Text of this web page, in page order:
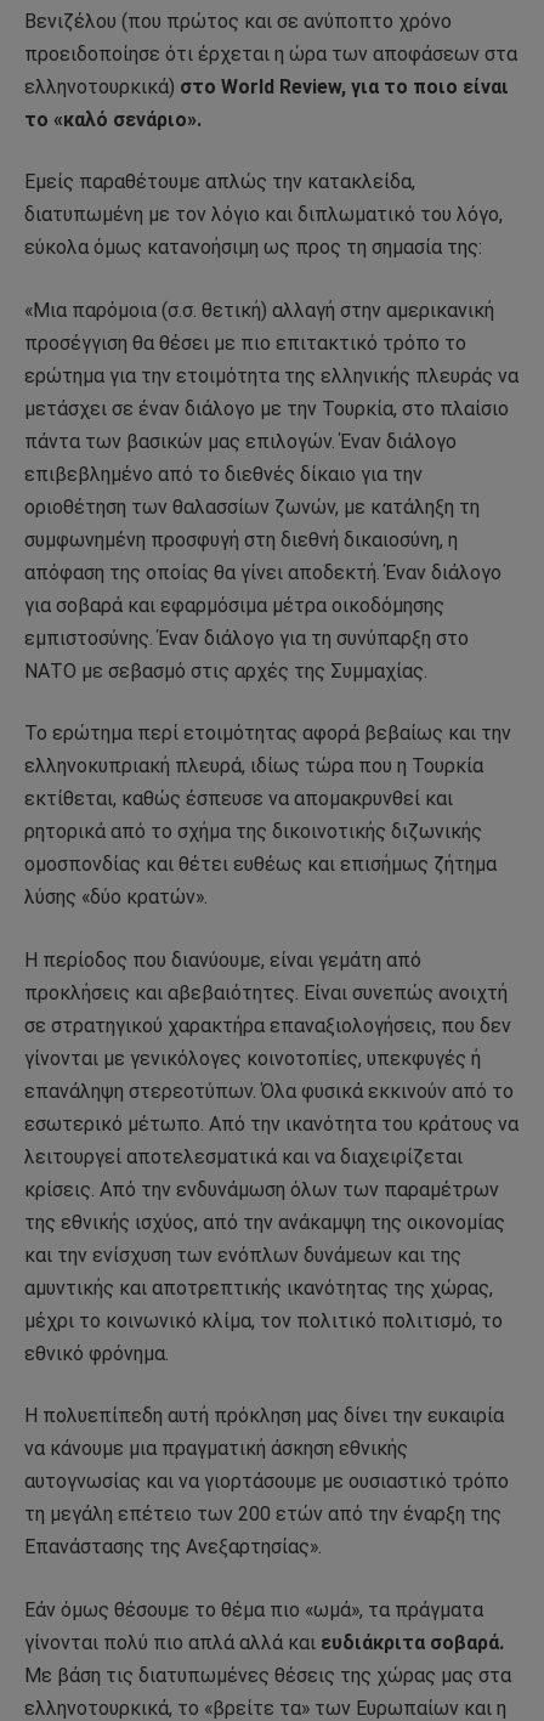
Βενιζέλου (που πρώτος και σε ανύποπτο χρόνο
προειδοποίησε ότι έρχεται η ώρα των αποφάσεων στα
ελληνοτουρκικά) στο World Review, για το ποιο είναι
το «καλό σενάριο».
Εμείς παραθέτουμε απλώς την κατακλείδα,
διατυπωμένη με τον λόγιο και διπλωματικό του λόγο,
εύκολα όμως κατανοήσιμη ως προς τη σημασία της:
«Μια παρόμοια (σ.σ. θετική) αλλαγή στην αμερικανική
προσέγγιση θα θέσει με πιο επιτακτικό τρόπο το
ερώτημα για την ετοιμότητα της ελληνικής πλευράς να
μετάσχει σε έναν διάλογο με την Τουρκία, στο πλαίσιο
πάντα των βασικών μας επιλογών. Έναν διάλογο
επιβεβλημένο από το διεθνές δίκαιο για την
οριοθέτηση των θαλασσίων ζωνών, με κατάληξη τη
συμφωνημένη προσφυγή στη διεθνή δικαιοσύνη, η
απόφαση της οποίας θα γίνει αποδεκτή. Έναν διάλογο
για σοβαρά και εφαρμόσιμα μέτρα οικοδόμησης
εμπιστοσύνης. Έναν διάλογο για τη συνύπαρξη στο
ΝΑΤΟ με σεβασμό στις αρχές της Συμμαχίας.
Το ερώτημα περί ετοιμότητας αφορά βεβαίως και την
ελληνοκυπριακή πλευρά, ιδίως τώρα που η Τουρκία
εκτίθεται, καθώς έσπευσε να απομακρυνθεί και
ρητορικά από το σχήμα της δικοινοτικής διζωνικής
ομοσπονδίας και θέτει ευθέως και επισήμως ζήτημα
λύσης «δύο κρατών».
Η περίοδος που διανύουμε, είναι γεμάτη από
προκλήσεις και αβεβαιότητες. Είναι συνεπώς ανοιχτή
σε στρατηγικού χαρακτήρα επαναξιολογήσεις, που δεν
γίνονται με γενικόλογες κοινοτοπίες, υπεκφυγές ή
επανάληψη στερεοτύπων. Όλα φυσικά εκκινούν από το
εσωτερικό μέτωπο. Από την ικανότητα του κράτους να
λειτουργεί αποτελεσματικά και να διαχειρίζεται
κρίσεις. Από την ενδυνάμωση όλων των παραμέτρων
της εθνικής ισχύος, από την ανάκαμψη της οικονομίας
και την ενίσχυση των ενόπλων δυνάμεων και της
αμυντικής και αποτρεπτικής ικανότητας της χώρας,
μέχρι το κοινωνικό κλίμα, τον πολιτικό πολιτισμό, το
εθνικό φρόνημα.
Η πολυεπίπεδη αυτή πρόκληση μας δίνει την ευκαιρία
να κάνουμε μια πραγματική άσκηση εθνικής
αυτογνωσίας και να γιορτάσουμε με ουσιαστικό τρόπο
τη μεγάλη επέτειο των 200 ετών από την έναρξη της
Επανάστασης της Ανεξαρτησίας».
Εάν όμως θέσουμε το θέμα πιο «ωμά», τα πράγματα
γίνονται πολύ πιο απλά αλλά και ευδιάκριτα σοβαρά.
Με βάση τις διατυπωμένες θέσεις της χώρας μας στα
ελληνοτουρκικά, το «βρείτε τα» των Ευρωπαίων και η